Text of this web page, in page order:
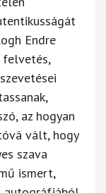
Endre
felvetés,
az hogyan
vált, hogy
szava
ismert,